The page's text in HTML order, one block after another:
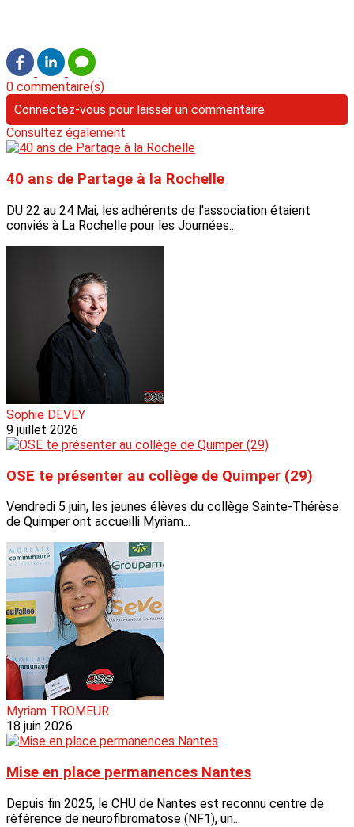
0 commentaire(s)
Connectez-vous pour laisser un commentaire
Consultez également
40 ans de Partage à la Rochelle
DU 22 au 24 Mai, les adhérents de l'association étaient
conviés à La Rochelle pour les Journées...
Sophie DEVEY
9 juillet 2026
OSE te présenter au collège de Quimper (29)
Vendredi 5 juin, les jeunes élèves du collège Sainte-Thérèse
de Quimper ont accueilli Myriam...
Myriam TROMEUR
18 juin 2026
Mise en place permanences Nantes
Depuis fin 2025, le CHU de Nantes est reconnu centre de
référence de neurofibromatose (NF1), un...